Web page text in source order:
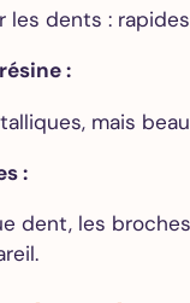
les dents :
:
mais
:
dent, les